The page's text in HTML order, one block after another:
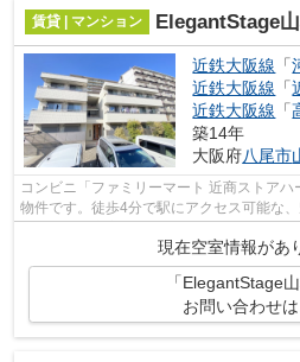
賃貸 | マンション ElegantStage
近鉄大阪線 「
近鉄大阪線 「
近鉄大阪線 「
築14年
大阪府八尾市
コンビニ「ファミリーマート 近商ストア
物件です。徒歩4分で駅にアクセス可能な
現在空室情報があ
「ElegantStage
お問い合わせ